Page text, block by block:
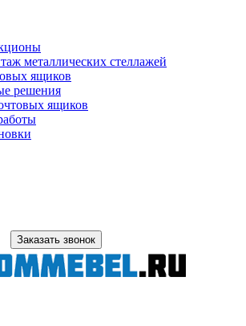
металлических стеллажей
ящиков
решения
ящиков
Заказать звонок